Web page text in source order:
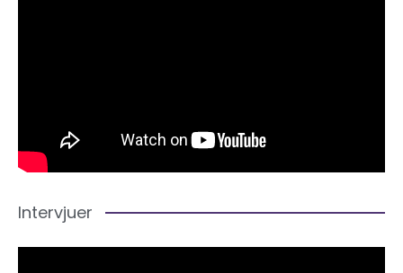
Intervjuer